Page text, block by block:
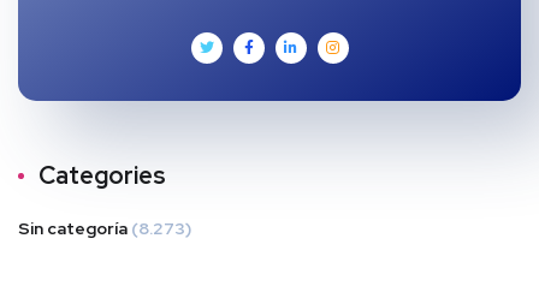
Categories
Sin categoría (8.273)